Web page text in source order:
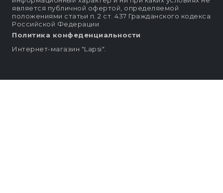
является публичной офертой, определяемой
положениями статьи п. 2 ст. 437 Гражданского кодекса
Российской Федерации
Политика конфеденциальности
Интернет-магазин "Lapsi".